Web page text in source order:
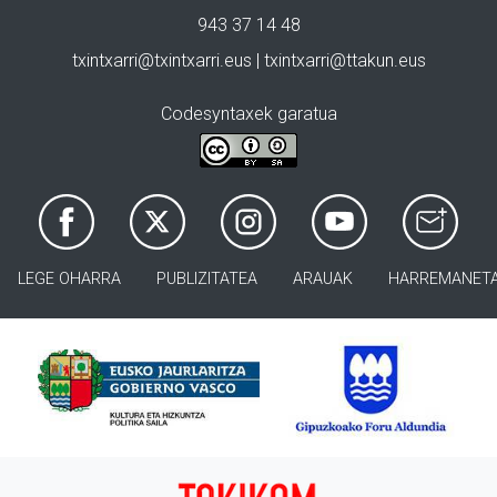
943 37 14 48
txintxarri@txintxarri.eus | txintxarri@ttakun.eus
Codesyntaxek garatua
LEGE OHARRA PUBLIZITATEA ARAUAK